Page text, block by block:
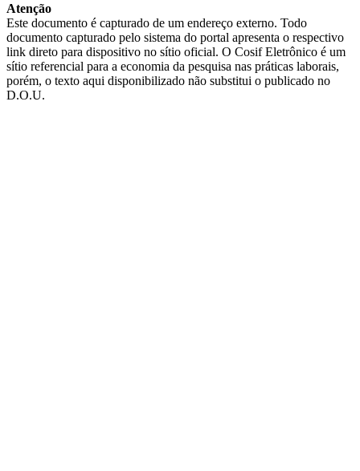
Atenção
Este documento é capturado de um endereço externo. Todo
documento capturado pelo sistema do portal apresenta o respectivo
link direto para dispositivo no sítio oficial. O Cosif Eletrônico é um
sítio referencial para a economia da pesquisa nas práticas laborais,
porém, o texto aqui disponibilizado não substitui o publicado no
D.O.U.